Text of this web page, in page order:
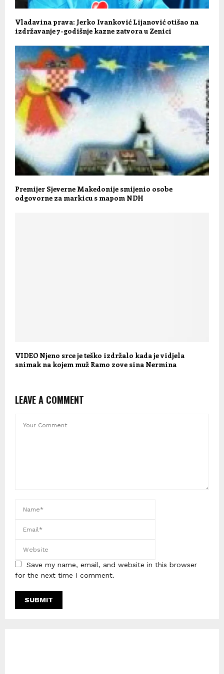
Vladavina prava: Jerko Ivanković Lijanović otišao na
izdržavanje 7-godišnje kazne zatvora u Zenici
Premijer Sjeverne Makedonije smijenio osobe
odgovorne za markicu s mapom NDH
VIDEO Njeno srce je teško izdržalo kada je vidjela
snimak na kojem muž Ramo zove sina Nermina
LEAVE A COMMENT
Save my name, email, and website in this browser
for the next time I comment.